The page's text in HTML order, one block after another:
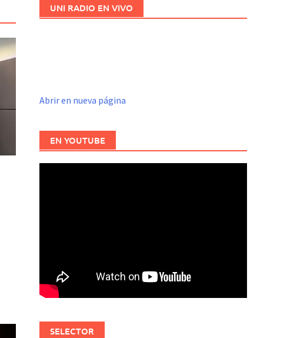
UNI RADIO EN VIVO
Abrir en nueva página
EN YOUTUBE
SELECTOR